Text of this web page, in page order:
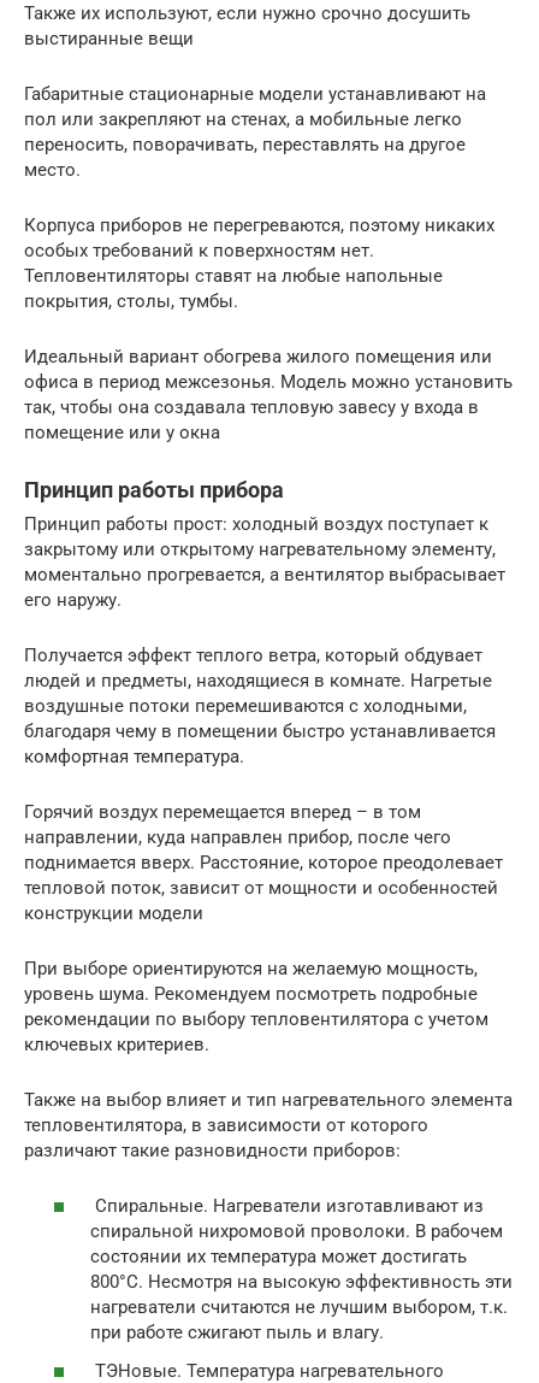
Также их используют, если нужно срочно досушить
выстиранные вещи
Габаритные стационарные модели устанавливают на
пол или закрепляют на стенах, а мобильные легко
переносить, поворачивать, переставлять на другое
место.
Корпуса приборов не перегреваются, поэтому никаких
особых требований к поверхностям нет.
Тепловентиляторы ставят на любые напольные
покрытия, столы, тумбы.
Идеальный вариант обогрева жилого помещения или
офиса в период межсезонья. Модель можно установить
так, чтобы она создавала тепловую завесу у входа в
помещение или у окна
Принцип работы прибора
Принцип работы прост: холодный воздух поступает к
закрытому или открытому нагревательному элементу,
моментально прогревается, а вентилятор выбрасывает
его наружу.
Получается эффект теплого ветра, который обдувает
людей и предметы, находящиеся в комнате. Нагретые
воздушные потоки перемешиваются с холодными,
благодаря чему в помещении быстро устанавливается
комфортная температура.
Горячий воздух перемещается вперед – в том
направлении, куда направлен прибор, после чего
поднимается вверх. Расстояние, которое преодолевает
тепловой поток, зависит от мощности и особенностей
конструкции модели
При выборе ориентируются на желаемую мощность,
уровень шума. Рекомендуем посмотреть подробные
рекомендации по выбору тепловентилятора с учетом
ключевых критериев.
Также на выбор влияет и тип нагревательного элемента
тепловентилятора, в зависимости от которого
различают такие разновидности приборов:
Спиральные. Нагреватели изготавливают из
спиральной нихромовой проволоки. В рабочем
состоянии их температура может достигать
800°С. Несмотря на высокую эффективность эти
нагреватели считаются не лучшим выбором, т.к.
при работе сжигают пыль и влагу.
ТЭНовые. Температура нагревательного